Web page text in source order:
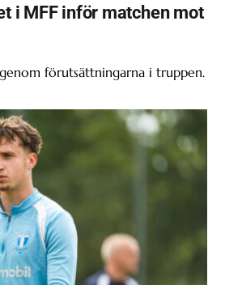
i MFF inför matchen mot
förutsättningarna i truppen.